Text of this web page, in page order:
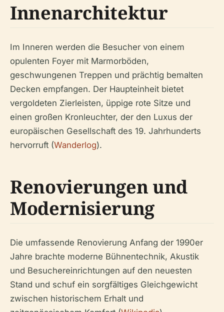
Innenarchitektur
Im Inneren werden die Besucher von einem
opulenten Foyer mit Marmorböden,
geschwungenen Treppen und prächtig bemalten
Decken empfangen. Der Haupteinheit bietet
vergoldeten Zierleisten, üppige rote Sitze und
einen großen Kronleuchter, der den Luxus der
europäischen Gesellschaft des 19. Jahrhunderts
hervorruft (Wanderlog).
Renovierungen und
Modernisierung
Die umfassende Renovierung Anfang der 1990er
Jahre brachte moderne Bühnentechnik, Akustik
und Besuchereinrichtungen auf den neuesten
Stand und schuf ein sorgfältiges Gleichgewicht
zwischen historischem Erhalt und